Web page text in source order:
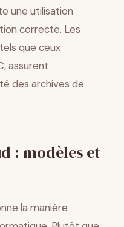
une utilisation
correcte. Les
que ceux
assurent
des archives de
: modèles et
la manière